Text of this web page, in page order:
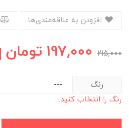
215,000
197,000 تومان
رنگ
رنگ را انتخاب کنید.